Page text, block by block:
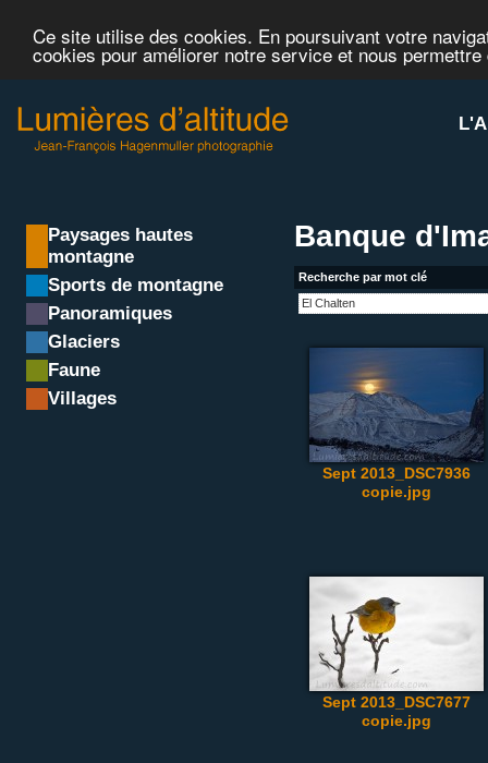
Ce site utilise des cookies. En poursuivant votre
cookies pour améliorer notre service et nous
Paysages hautes
montagne
Sports de montagne
Panoramiques
Glaciers
Faune
Villages
Banque
Recherche par mot clé
Sept 2013_DSC7936
copie.jpg
Sept 2013_DSC7677
copie.jpg